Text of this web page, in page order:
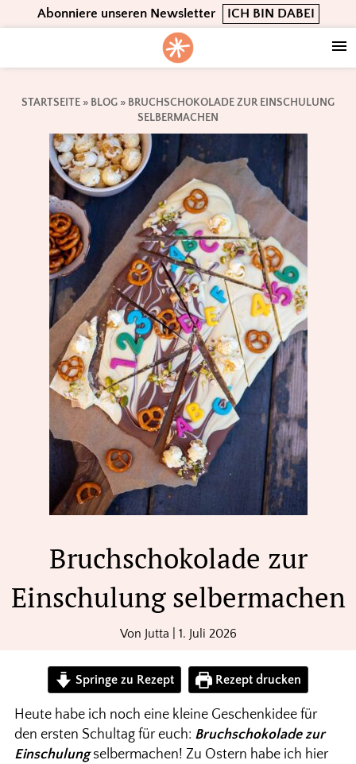
to
navigation
to
content
to
Abonniere unseren Newsletter ICH BIN DABEI
STARTSEITE » BLOG » BRUCHSCHOKOLADE ZUR EINSCHULUNG
SELBERMACHEN
Bruchschokolade zur
Einschulung selbermachen
Von Jutta 1. Juli 2026
Springe zu Rezept Rezept drucken
Heute habe ich noch eine kleine Geschenkidee für
den ersten Schultag für euch: Bruchschokolade zur
Einschulungselbermachen! Zu Ostern habe ich hier